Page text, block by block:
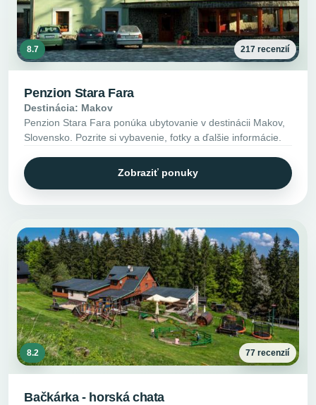
8.7 217 recenzií
Penzion Stara Fara
Destinácia: Makov
Penzion Stara Fara ponúka ubytovanie v destinácii Makov,
Slovensko. Pozrite si vybavenie, fotky a ďalšie informácie.
Zobraziť ponuky
8.2 77 recenzií
Bačkárka - horská chata